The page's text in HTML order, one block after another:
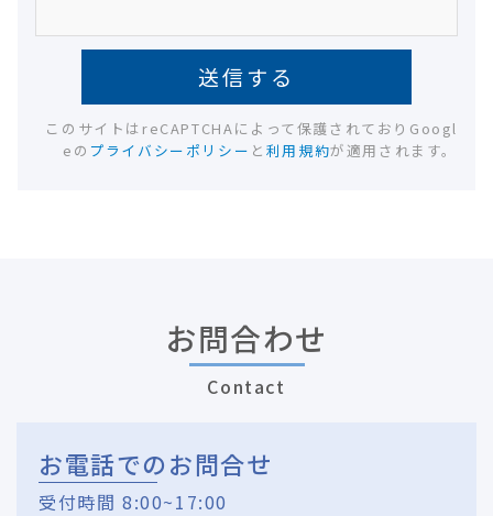
このサイトはreCAPTCHAによって保護されておりGoogl
eの プライバシーポリシー と 利用規約が適用されます。
お問合わせ
Contact
お電話でのお問合せ
受付時間 8:00~17:00